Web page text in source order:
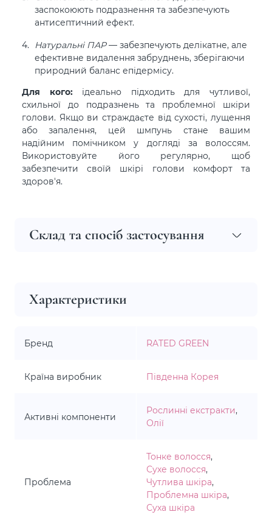
заспокоюють подразнення та забезпечують
антисептичний ефект.
Натуральні ПАР— забезпечують делікатне, але
ефективне видалення забруднень, зберігаючи
природний баланс епідермісу.
Для кого:ідеально підходить для чутливої,
схильної до подразнень та проблемної шкіри
голови. Якщо ви страждаєте від сухості, лущення
або запалення, цей шмпунь стане вашим
надійним помічником у догляді за волоссям.
Використовуйте його регулярно, щоб
забезпечити своїй шкірі голови комфорт та
здоров'я.
Склад та спосіб застосування
Характеристики
Бренд RATED GREEN
Країна виробник Південна Корея
Активні компоненти
Рослинні екстракти,
Олії
Проблема
Тонке волосся,
Сухе волосся,
Чутлива шкіра,
Проблемна шкіра,
Суха шкіра